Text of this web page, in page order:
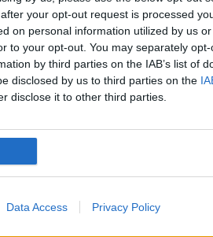
your opt-out request is processed
on personal information utilized by us
to your opt-out. You may separately
by third parties on the IAB’s list of
disclosed by us to third parties on the
disclose it to other third parties.
Data Access Privacy Policy
a confirmat
de la Sydney, ce va
10-16 ianuarie.